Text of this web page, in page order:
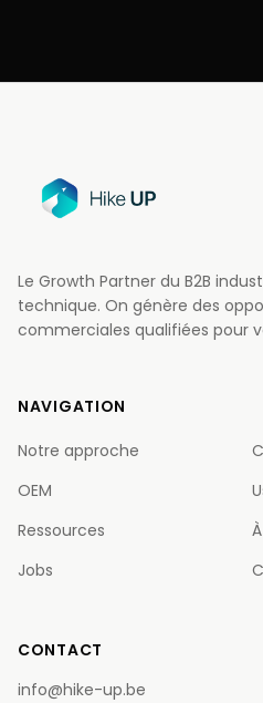
Le Growth Partner du B2B
technique. On génère des
commerciales qualifiées pour
NAVIGATION
Notre approche
OEM
Ressources
Jobs
CONTACT
info@hike-up.be